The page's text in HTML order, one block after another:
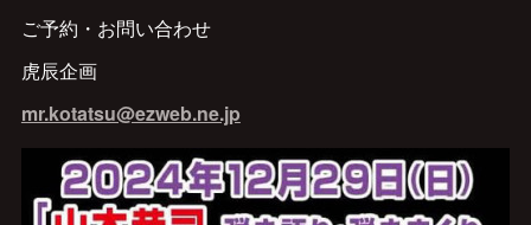
ご予約・お問い合わせ
虎辰企画
mr.kotatsu@ezweb.ne.jp